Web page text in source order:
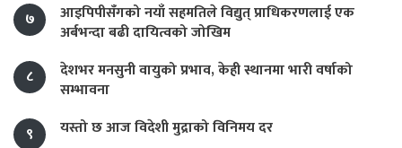
७
आइपिपीसँगको नयाँ सहमतिले विद्युत् प्राधिकरणलाई एक
अर्बभन्दा बढी दायित्वको जोखिम
८
देशभर मनसुनी वायुको प्रभाव, केही स्थानमा भारी वर्षाको
सम्भावना
९
यस्तो छ आज विदेशी मुद्राको विनिमय दर